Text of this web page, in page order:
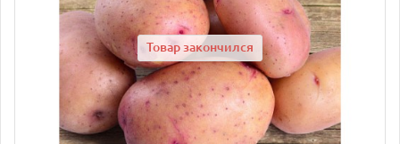
Товар закончился